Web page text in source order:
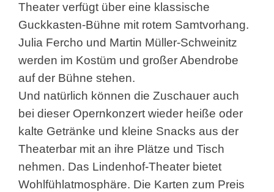
Theater verfügt über eine klassische
Guckkasten-Bühne mit rotem Samtvorhang.
Julia Fercho und Martin Müller-Schweinitz
werden im Kostüm und großer Abendrobe
auf der Bühne stehen.
Und natürlich können die Zuschauer auch
bei dieser Opernkonzert wieder heiße oder
kalte Getränke und kleine Snacks aus der
Theaterbar mit an ihre Plätze und Tisch
nehmen. Das Lindenhof-Theater bietet
Wohlfühlatmosphäre. Die Karten zum Preis